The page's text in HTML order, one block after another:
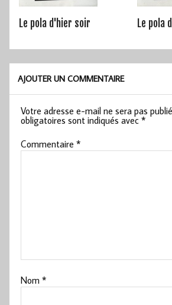
Le pola d'hier soir Le pola
AJOUTER UN COMMENTAIRE
Votre adresse e-mail ne sera pas
obligatoires sont indiqués avec*
Commentaire*
Nom*